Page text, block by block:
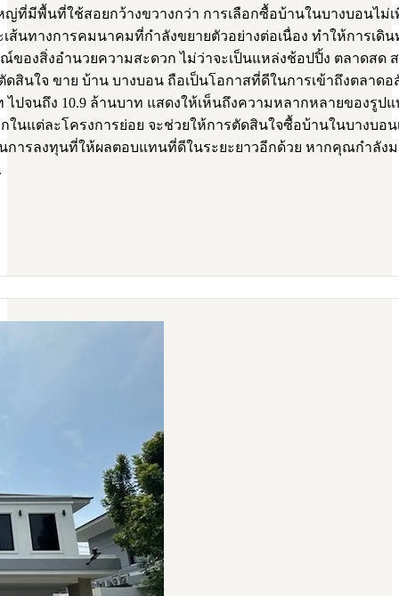
มีพื้นที่ใช้สอยกว้างขวางกว่า การเลือกซื้อบ้านในบางบอนไม่เ
ทางการคมนาคมที่กำลังขยายตัวอย่างต่อเนื่อง ทำให้การเดิน
งสิ่งอำนวยความสะดวก ไม่ว่าจะเป็นแหล่งช้อปปิ้ง ตลาดสด
สินใจ ขาย บ้าน บางบอน ถือเป็นโอกาสที่ดีในการเข้าถึงตลาด
ไปจนถึง 10.9 ล้านบาท แสดงให้เห็นถึงความหลากหลายของรู
นแต่ละโครงการย่อย จะช่วยให้การตัดสินใจซื้อบ้านในบางบ
การลงทุนที่ให้ผลตอบแทนที่ดีในระยะยาวอีกด้วย หากคุณกำลั